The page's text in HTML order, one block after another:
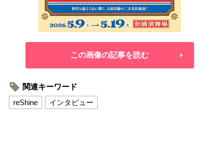
この画像の記事を読む
関連キーワード
reShine
インタビュー